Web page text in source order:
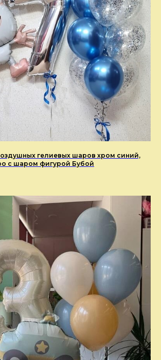
гелиевых шаров хром синий,
с шаром фигурой Бубой